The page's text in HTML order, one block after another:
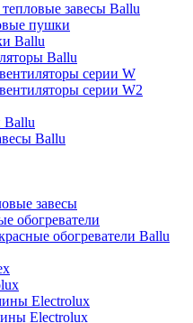
завесы Ballu
пушки
Ballu
Ballu
серии W
серии W2
Ballu
Ballu
завесы
обогреватели
обогреватели Ballu
Electrolux
Electrolux